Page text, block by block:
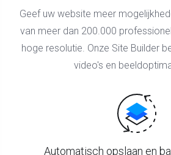
Geef uw website meer
van meer dan 200.000
hoge resolutie. Onze Site Builder
video's en
Automatisch opslaan en